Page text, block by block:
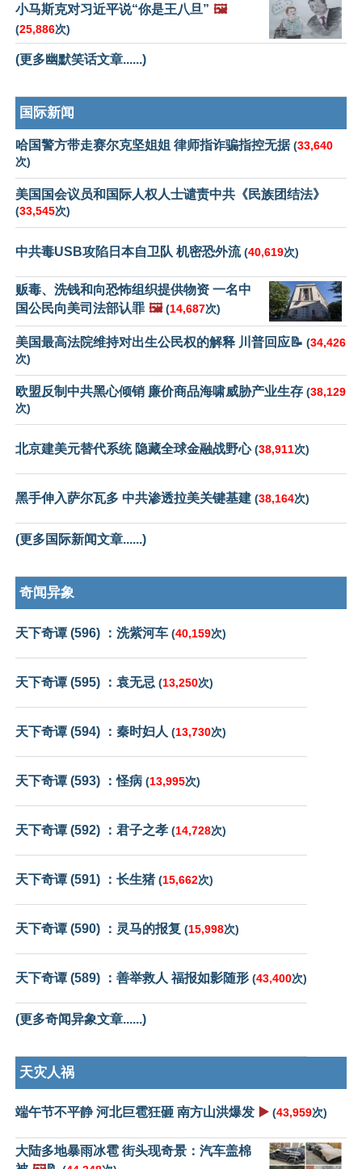
小马斯克对习近平说“你是王八旦” 🖼️
(25,886次)
(更多幽默笑话文章......)
国际新闻
哈国警方带走赛尔克坚姐姐 律师指诈骗指控无据(33,640
次)
美国国会议员和国际人权人士谴责中共《民族团结法》
(33,545次)
中共毒USB攻陷日本自卫队 机密恐外流(40,619次)
贩毒、洗钱和向恐怖组织提供物资 一名中
国公民向美司法部认罪 🖼️ (14,687次)
美国最高法院维持对出生公民权的解释 川普回应📝 (34,426
次)
欧盟反制中共黑心倾销 廉价商品海啸威胁产业生存 (38,129
次)
北京建美元替代系统 隐藏全球金融战野心(38,911次)
黑手伸入萨尔瓦多 中共渗透拉美关键基建 (38,164次)
(更多国际新闻文章......)
奇闻异象
天下奇谭 (596) ：洗紫河车 (40,159次)
天下奇谭 (595) ：袁无忌 (13,250次)
天下奇谭 (594) ：秦时妇人 (13,730次)
天下奇谭 (593) ：怪病 (13,995次)
天下奇谭 (592) ：君子之孝 (14,728次)
天下奇谭 (591) ：长生猪(15,662次)
天下奇谭 (590) ：灵马的报复 (15,998次)
天下奇谭 (589) ：善举救人 福报如影随形 (43,400次)
(更多奇闻异象文章......)
天灾人祸
端午节不平静 河北巨雹狂砸 南方山洪爆发 ▶️ (43,959次)
大陆多地暴雨冰雹 街头现奇景：汽车盖棉